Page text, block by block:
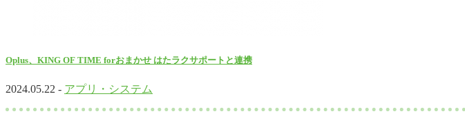
Oplus、KING OF TIME forおまかせ はたラクサポートと連携
2024.05.22 - アプリ・システム